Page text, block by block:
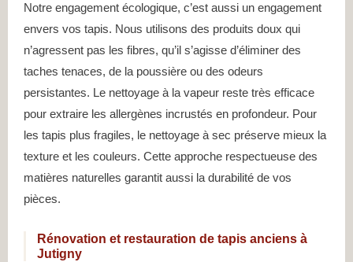
Notre engagement écologique, c’est aussi un engagement
envers vos tapis. Nous utilisons des produits doux qui
n’agressent pas les fibres, qu’il s’agisse d’éliminer des
taches tenaces, de la poussière ou des odeurs
persistantes. Le nettoyage à la vapeur reste très efficace
pour extraire les allergènes incrustés en profondeur. Pour
les tapis plus fragiles, le nettoyage à sec préserve mieux la
texture et les couleurs. Cette approche respectueuse des
matières naturelles garantit aussi la durabilité de vos
pièces.
Rénovation et restauration de tapis anciens à
Jutigny